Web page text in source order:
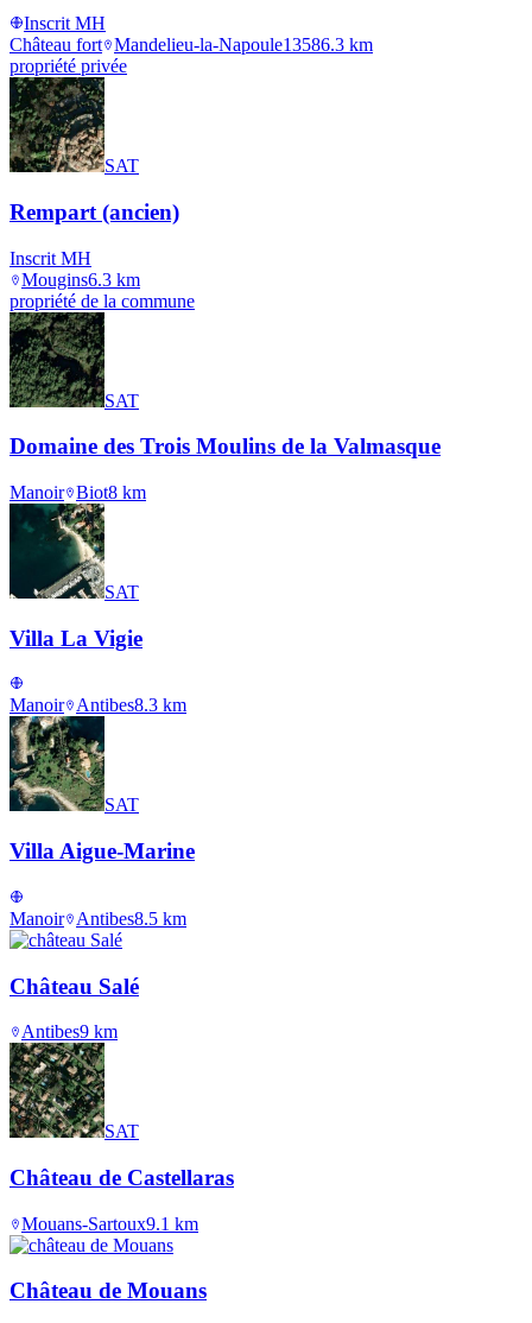
Inscrit MH
Château fort Mandelieu-la-Napoule13586.3 km
propriété privée
SAT
Rempart (ancien)
Inscrit MH
Mougins6.3 km
propriété de la commune
SAT
Domaine des Trois Moulins de la Valmasque
Manoir Biot8 km
SAT
Villa La Vigie
Manoir Antibes8.3 km
SAT
Villa Aigue-Marine
Manoir Antibes8.5 km
Château Salé
Antibes9 km
SAT
Château de Castellaras
Mouans-Sartoux9.1 km
Château de Mouans